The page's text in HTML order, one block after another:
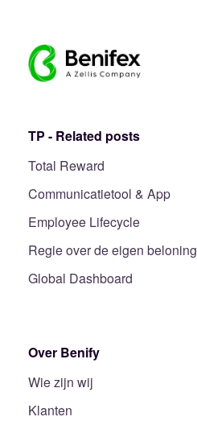
TP - Related posts
Total Reward
Communicatietool & App
Employee Lifecycle
Regie over de eigen beloning
Global Dashboard
Over Benify
Wie zijn wij
Klanten